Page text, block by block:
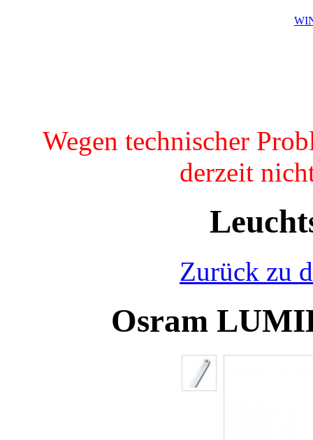
Wegen technischer
derzeit
Zurück zu
Osram